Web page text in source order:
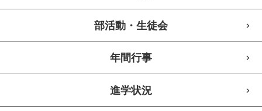
部活動・生徒会
年間行事
進学状況